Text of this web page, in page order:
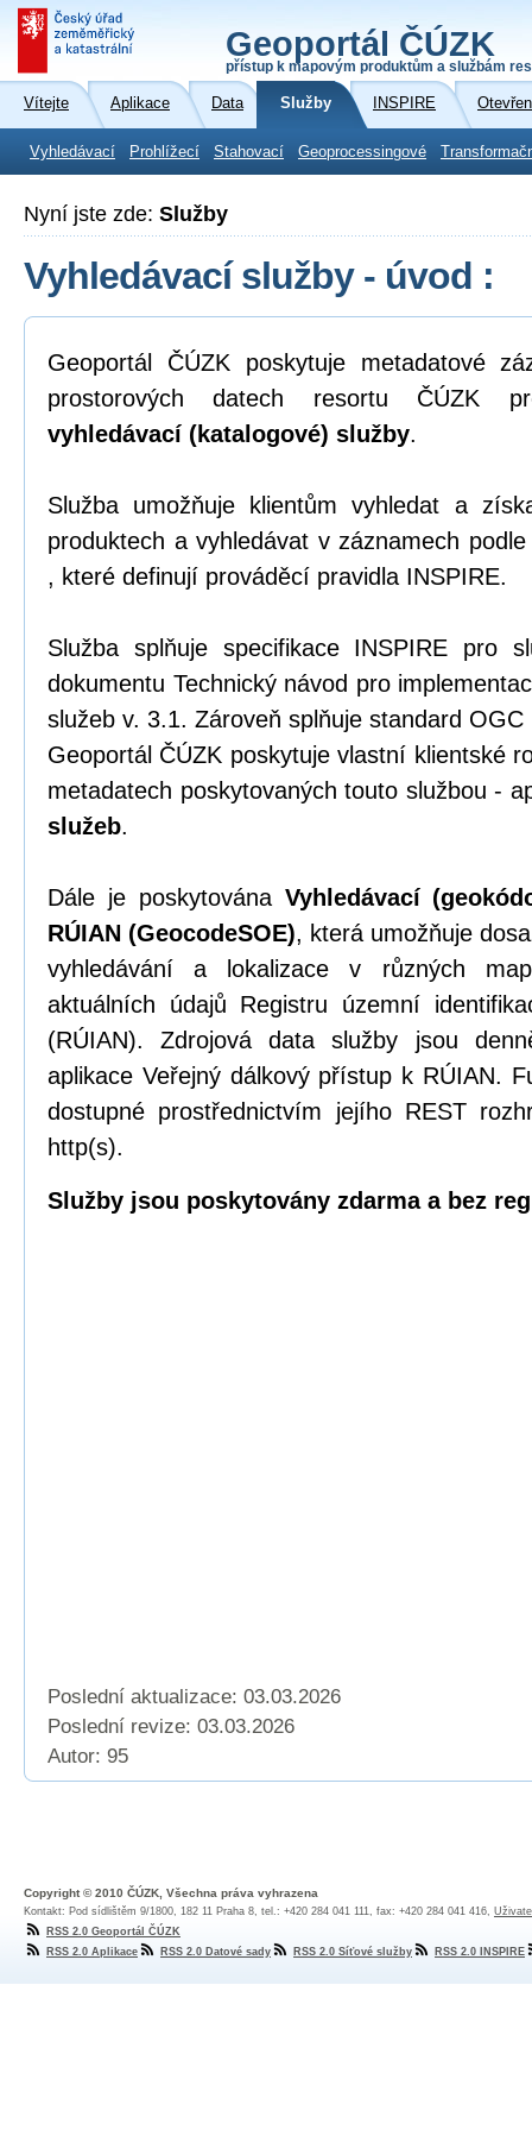
Geoportál ČÚZK
přístup k mapovým produktům a službám
Vítejte Aplikace Data Služby INSPIRE
Vyhledávací Prohlížecí Stahovací Geoprocessingové
Nyní jste zde: Služby
Vyhledávací služby - úvod :
Geoportál ČÚZK poskytuje metadatové
prostorových datech resortu ČÚZK
vyhledávací (katalogové) služby.
Služba umožňuje klientům vyhledat a
produktech a vyhledávat v záznamech
, které definují prováděcí pravidla INSPIRE.
Služba splňuje specifikace INSPIRE pro
dokumentu Technický návod pro
služeb v. 3.1. Zároveň splňuje standard
Geoportál ČÚZK poskytuje vlastní klientské
metadatech poskytovaných touto službou -
služeb.
Dále je poskytována Vyhledávací
RÚIAN (GeocodeSOE), která umožňuje
vyhledávání a lokalizace v různých
aktuálních údajů Registru územní
(RÚIAN). Zdrojová data služby jsou
aplikace Veřejný dálkový přístup k RÚIAN.
dostupné prostřednictvím jejího REST
http(s).
Služby jsou poskytovány zdarma a bez
Poslední aktualizace: 03.03.2026
Poslední revize: 03.03.2026
Autor: 95
Copyright © 2010 ČÚZK, Všechna práva vyhrazena
Kontakt: Pod sídlištěm 9/1800, 182 11 Praha 8, tel.: +420 284 041 111, fax: +420 284 041 416,
RSS 2.0 Geoportál ČÚZK
RSS 2.0 Aplikace
RSS 2.0 Datové sady RSS 2.0 Síťové služby RSS 2.0 INSPIRE